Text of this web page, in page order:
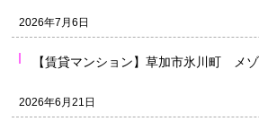
2026年7月6日
【賃貸マンション】草加市氷川町 メゾ
2026年6月21日